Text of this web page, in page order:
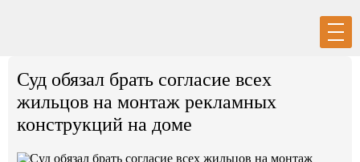
Вход
Суд обязал брать согласие всех
жильцов на монтаж рекламных
конструкций на доме